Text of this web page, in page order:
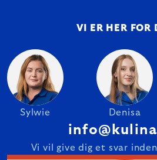
VI ER HER FOR
Sylwie Denisa
Vi vil give dig et svar